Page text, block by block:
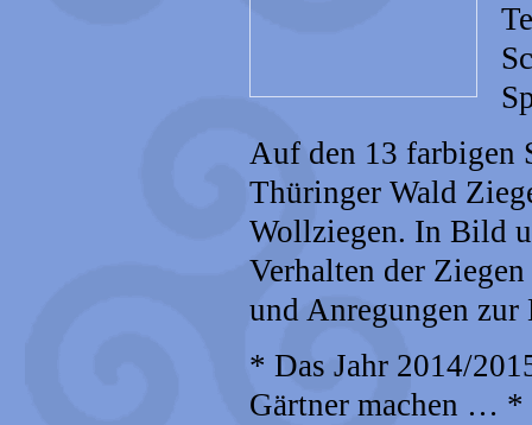
Auf den 13 farbigen
Thüringer Wald
Wollziegen. In Bild
Verhalten der
und Anregungen
* Das Jahr 2014/
Gärtner machen … *